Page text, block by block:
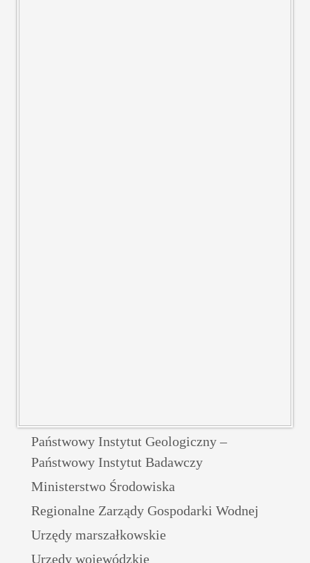
Państwowy Instytut Geologiczny –
Państwowy Instytut Badawczy
Ministerstwo Środowiska
Regionalne Zarządy Gospodarki Wodnej
Urzędy marszałkowskie
Urzędy wojewódzkie